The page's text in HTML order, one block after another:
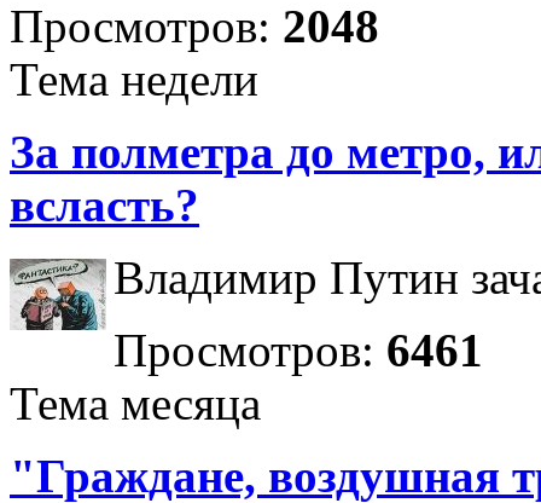
Просмотров: 2048
Тема недели
За полметра до метро,
всласть?
Владимир Путин
Просмотров: 6461
Тема месяца
"Граждане, воздушная